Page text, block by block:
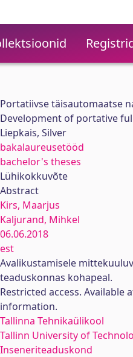
Portatiivse täisautomaatse
Development of portative
Liepkais, Silver
bakalaureusetööd
bachelor's theses
Lühikokkuvõte
Abstract
Kirs, Maarjus
Kaljurand, Mihkel
06.06.2018
est
Avalikustamisele
teaduskonnas kohapeal.
Restricted access.
information.
Tallinna Tehnikaülikool
Tallinn University of
Inseneriteaduskond